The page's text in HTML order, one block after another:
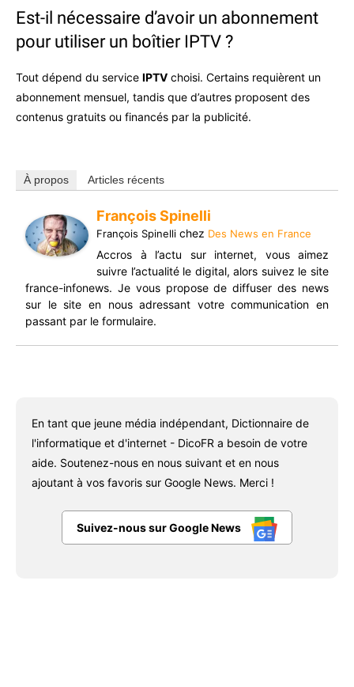
Est-il nécessaire d’avoir un abonnement
pour utiliser un boîtier IPTV ?
Tout dépend du service IPTV choisi. Certains requièrent un
abonnement mensuel, tandis que d’autres proposent des
contenus gratuits ou financés par la publicité.
À propos Articles récents
François Spinelli
François Spinelli chez Des News en France
Accros à l’actu sur internet, vous aimez
suivre l’actualité le digital, alors suivez le site
france-infonews. Je vous propose de diffuser des news
sur le site en nous adressant votre communication en
passant par le formulaire.
En tant que jeune média indépendant, Dictionnaire de
l'informatique et d'internet - DicoFR a besoin de votre
aide. Soutenez-nous en nous suivant et en nous
ajoutant à vos favoris sur Google News. Merci !
Suivez-nous sur Google News